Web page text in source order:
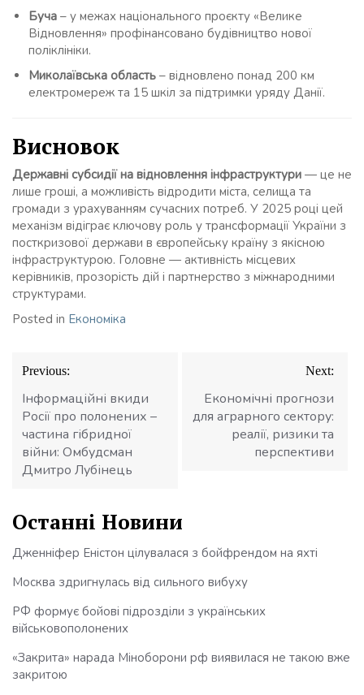
Буча – у межах національного проєкту «Велике
Відновлення» профінансовано будівництво нової
поліклініки.
Миколаївська область – відновлено понад 200 км
електромереж та 15 шкіл за підтримки уряду Данії.
Висновок
Державні субсидії на відновлення інфраструктури — це не
лише гроші, а можливість відродити міста, селища та
громади з урахуванням сучасних потреб. У 2025 році цей
механізм відіграє ключову роль у трансформації України з
посткризової держави в європейську країну з якісною
інфраструктурою. Головне — активність місцевих
керівників, прозорість дій і партнерство з міжнародними
структурами.
Posted in Економіка
Навігація
записів
Previous:
Інформаційні вкиди
Росії про полонених –
частина гібридної
війни: Омбудсман
Дмитро Лубінець
Next:
Економічні прогнози
для аграрного сектору:
реалії, ризики та
перспективи
Останні Новини
Дженніфер Еністон цілувалася з бойфрендом на яхті
Москва здригнулась від сильного вибуху
РФ формує бойові підрозділи з українських
військовополонених
«Закрита» нарада Міноборони рф виявилася не такою вже
закритою